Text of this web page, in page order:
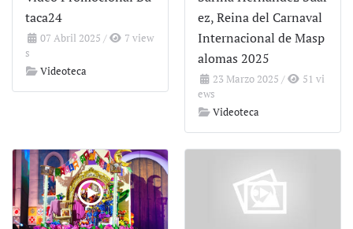
taca24
07 Abril 2025 /
7 view
s
Videoteca
ez, Reina del Carnaval
Internacional de Masp
alomas 2025
23 Marzo 2025 /
51 vi
ews
Videoteca